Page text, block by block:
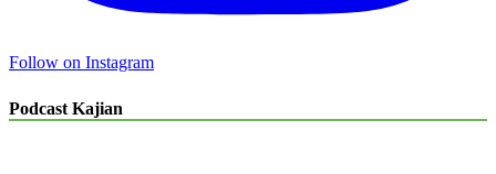
Follow on Instagram
Podcast Kajian